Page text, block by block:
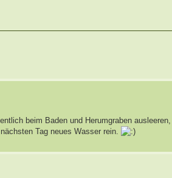
beim Baden und Herumgraben ausleeren,
Tag neues Wasser rein.